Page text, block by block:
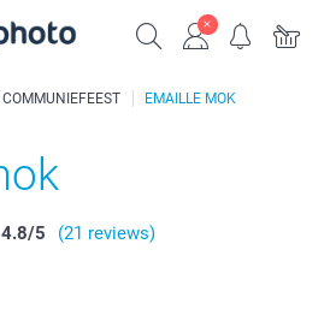
COMMUNIEFEEST EMAILLE MOK
4.8/5 (21 reviews)